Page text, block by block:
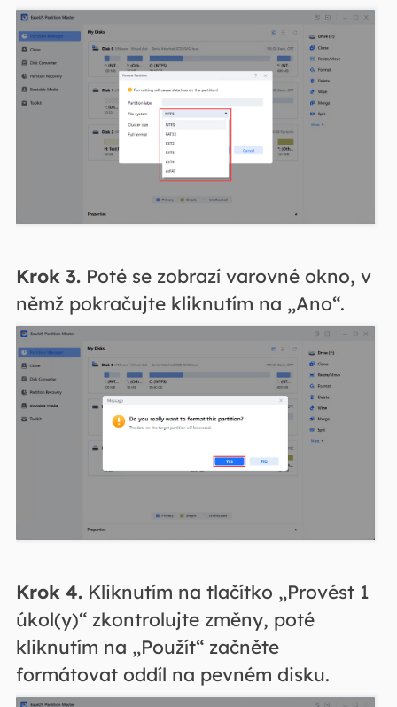
Krok 3.Poté se zobrazí varovné okno, v
němž pokračujte kliknutím na „Ano“.
Krok 4.Kliknutím na tlačítko „Provést 1
úkol(y)“ zkontrolujte změny, poté
kliknutím na „Použít“ začněte
formátovat oddíl na pevném disku.